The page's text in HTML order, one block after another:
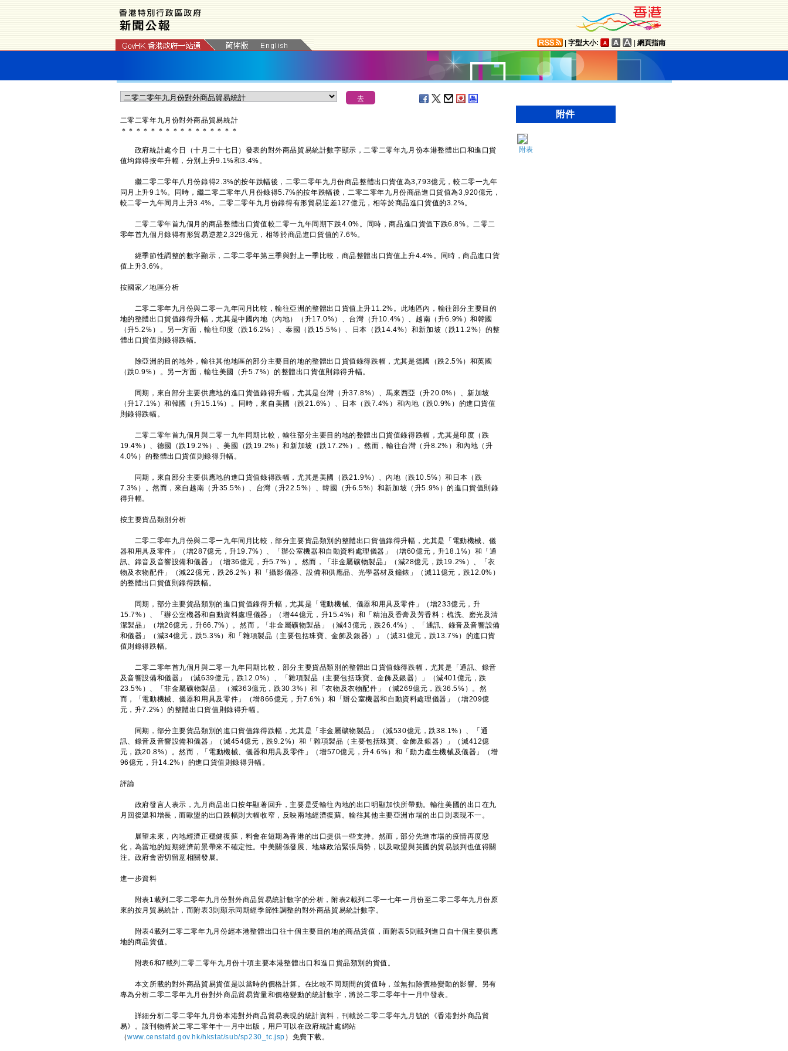
字型大小: 網頁指南
二零二零年九月份對外商品貿易統計
＊ ＊ ＊ ＊ ＊ ＊ ＊ ＊ ＊ ＊ ＊ ＊ ＊ ＊ ＊ ＊
政府統計處今日（十月二十七日）發表的對外商品貿易統計數字顯示，二零二零年九月份本港整體出口和進口貨
值均錄得按年升幅，分別上升9.1%和3.4%。
繼二零二零年八月份錄得2.3%的按年跌幅後，二零二零年九月份商品整體出口貨值為3,793億元，較二零一九年
同月上升9.1%。同時，繼二零二零年八月份錄得5.7%的按年跌幅後，二零二零年九月份商品進口貨值為3,920億元，
較二零一九年同月上升3.4%。二零二零年九月份錄得有形貿易逆差127億元，相等於商品進口貨值的3.2%。
二零二零年首九個月的商品整體出口貨值較二零一九年同期下跌4.0%。同時，商品進口貨值下跌6.8%。二零二
零年首九個月錄得有形貿易逆差2,329億元，相等於商品進口貨值的7.6%。
經季節性調整的數字顯示，二零二零年第三季與對上一季比較，商品整體出口貨值上升4.4%。同時，商品進口貨
值上升3.6%。
按國家／地區分析
二零二零年九月份與二零一九年同月比較，輸往亞洲的整體出口貨值上升11.2%。此地區內，輸往部分主要目的
地的整體出口貨值錄得升幅，尤其是中國內地（內地）（升17.0%）、台灣（升10.4%）、越南（升6.9%）和韓國
（升5.2%）。另一方面，輸往印度（跌16.2%）、泰國（跌15.5%）、日本（跌14.4%）和新加坡（跌11.2%）的整
體出口貨值則錄得跌幅。
除亞洲的目的地外，輸往其他地區的部分主要目的地的整體出口貨值錄得跌幅，尤其是德國（跌2.5%）和英國
（跌0.9%）。另一方面，輸往美國（升5.7%）的整體出口貨值則錄得升幅。
同期，來自部分主要供應地的進口貨值錄得升幅，尤其是台灣（升37.8%）、馬來西亞（升20.0%）、新加坡
（升17.1%）和韓國（升15.1%）。同時，來自美國（跌21.6%）、日本（跌7.4%）和內地（跌0.9%）的進口貨值
則錄得跌幅。
二零二零年首九個月與二零一九年同期比較，輸往部分主要目的地的整體出口貨值錄得跌幅，尤其是印度（跌
19.4%）、德國（跌19.2%）、美國（跌19.2%）和新加坡（跌17.2%）。然而，輸往台灣（升8.2%）和內地（升
4.0%）的整體出口貨值則錄得升幅。
同期，來自部分主要供應地的進口貨值錄得跌幅，尤其是美國（跌21.9%）、內地（跌10.5%）和日本（跌
7.3%）。然而，來自越南（升35.5%）、台灣（升22.5%）、韓國（升6.5%）和新加坡（升5.9%）的進口貨值則錄
得升幅。
按主要貨品類別分析
二零二零年九月份與二零一九年同月比較，部分主要貨品類別的整體出口貨值錄得升幅，尤其是「電動機械、儀
器和用具及零件」（增287億元，升19.7%）、「辦公室機器和自動資料處理儀器」（增60億元，升18.1%）和「通
訊、錄音及音響設備和儀器」（增36億元，升5.7%）。然而，「非金屬礦物製品」（減28億元，跌19.2%）、「衣
物及衣物配件」（減22億元，跌26.2%）和「攝影儀器、設備和供應品、光學器材及鐘錶」（減11億元，跌12.0%）
的整體出口貨值則錄得跌幅。
同期，部分主要貨品類別的進口貨值錄得升幅，尤其是「電動機械、儀器和用具及零件」（增233億元，升
15.7%）、「辦公室機器和自動資料處理儀器」（增44億元，升15.4%）和「精油及香膏及芳香料；梳洗、磨光及清
潔製品」（增26億元，升66.7%）。然而，「非金屬礦物製品」（減43億元，跌26.4%）、「通訊、錄音及音響設備
和儀器」（減34億元，跌5.3%）和「雜項製品（主要包括珠寶、金飾及銀器）」（減31億元，跌13.7%）的進口貨
值則錄得跌幅。
二零二零年首九個月與二零一九年同期比較，部分主要貨品類別的整體出口貨值錄得跌幅，尤其是「通訊、錄音
及音響設備和儀器」（減639億元，跌12.0%）、「雜項製品（主要包括珠寶、金飾及銀器）」（減401億元，跌
23.5%）、「非金屬礦物製品」（減363億元，跌30.3%）和「衣物及衣物配件」（減269億元，跌36.5%）。然
而，「電動機械、儀器和用具及零件」（增866億元，升7.6%）和「辦公室機器和自動資料處理儀器」（增209億
元，升7.2%）的整體出口貨值則錄得升幅。
同期，部分主要貨品類別的進口貨值錄得跌幅，尤其是「非金屬礦物製品」（減530億元，跌38.1%）、「通
訊、錄音及音響設備和儀器」（減454億元，跌9.2%）和「雜項製品（主要包括珠寶、金飾及銀器）」（減412億
元，跌20.8%）。然而，「電動機械、儀器和用具及零件」（增570億元，升4.6%）和「動力產生機械及儀器」（增
96億元，升14.2%）的進口貨值則錄得升幅。
評論
政府發言人表示，九月商品出口按年顯著回升，主要是受輸往內地的出口明顯加快所帶動。輸往美國的出口在九
月回復溫和增長，而歐盟的出口跌幅則大幅收窄，反映兩地經濟復蘇。輸往其他主要亞洲市場的出口則表現不一。
展望未來，內地經濟正穩健復蘇，料會在短期為香港的出口提供一些支持。然而，部分先進市場的疫情再度惡
化，為當地的短期經濟前景帶來不確定性。中美關係發展、地緣政治緊張局勢，以及歐盟與英國的貿易談判也值得關
注。政府會密切留意相關發展。
進一步資料
附表1載列二零二零年九月份對外商品貿易統計數字的分析，附表2載列二零一七年一月份至二零二零年九月份原
來的按月貿易統計，而附表3則顯示同期經季節性調整的對外商品貿易統計數字。
附表4載列二零二零年九月份經本港整體出口往十個主要目的地的商品貨值，而附表5則載列進口自十個主要供應
地的商品貨值。
附表6和7載列二零二零年九月份十項主要本港整體出口和進口貨品類別的貨值。
本文所載的對外商品貿易貨值是以當時的價格計算。在比較不同期間的貨值時，並無扣除價格變動的影響。另有
專為分析二零二零年九月份對外商品貿易貨量和價格變動的統計數字，將於二零二零年十一月中發表。
詳細分析二零二零年九月份本港對外商品貿易表現的統計資料，刊載於二零二零年九月號的《香港對外商品貿
易》。該刊物將於二零二零年十一月中出版，用戶可以在政府統計處網站
（www.censtatd.gov.hk/hkstat/sub/sp230_tc.jsp ）免費下載。
附件
附表